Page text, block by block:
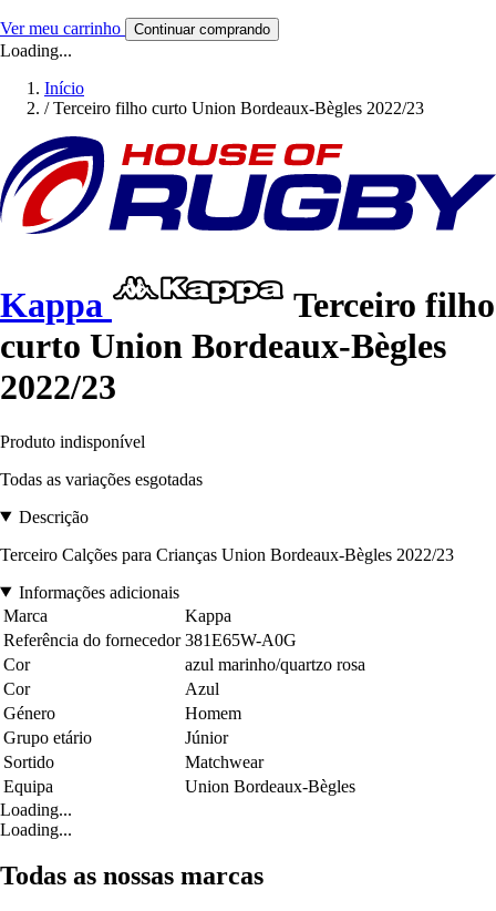
Ver meu carrinho Continuar comprando
Loading...
Início
/ Terceiro filho curto Union Bordeaux-Bègles 2022/23
Kappa
Terceiro filho
curto Union Bordeaux-Bègles
2022/23
Produto indisponível
Todas as variações esgotadas
Descrição
Terceiro Calções para Crianças Union Bordeaux-Bègles 2022/23
Informações adicionais
Marca
Kappa
Referência do fornecedor 381E65W-A0G
Cor
azul marinho/quartzo rosa
Cor
Azul
Género
Homem
Grupo etário
Júnior
Sortido
Matchwear
Equipa
Union Bordeaux-Bègles
Loading...
Loading...
Todas as nossas marcas